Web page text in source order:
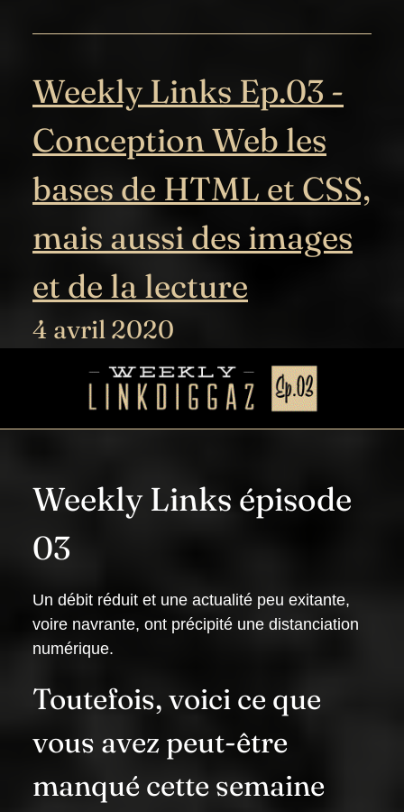
Weekly Links Ep.03 -
Conception Web les
bases de HTML et CSS,
mais aussi des images
et de la lecture
4 avril 2020
Weekly Links épisode
03
Un débit réduit et une actualité peu exitante,
voire navrante, ont précipité une distanciation
numérique.
Toutefois, voici ce que
vous avez peut-être
manqué cette semaine